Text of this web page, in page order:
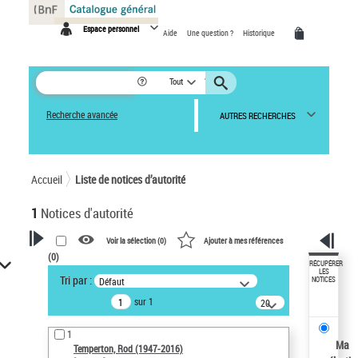
Espace personnel Aide Une question ? Historique
Tout
Recherche avancée AUTRES RECHERCHES
Accueil Liste de notices d’autorité
1 Notices d'autorité
VOTRE RECHERCHE
Recherche avancée dans les
notices d’autorité
Œuvres liées à l'auteur :
Temperton, Rod (1947-2016)
Voir la sélection (0) Ajouter à mes références
(0)
Tri par : Défaut
sur 1
20
résultats/page
1
Temperton, Rod (1947-2016)
RÉCUPÉRER
LES
NOTICES
Ma
Panneau de gestion des cookies